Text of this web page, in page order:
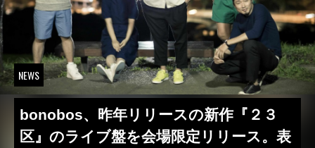
NEWS
bonobos、昨年リリースの新作『２３
区』のライブ盤を会場限定リリース。表